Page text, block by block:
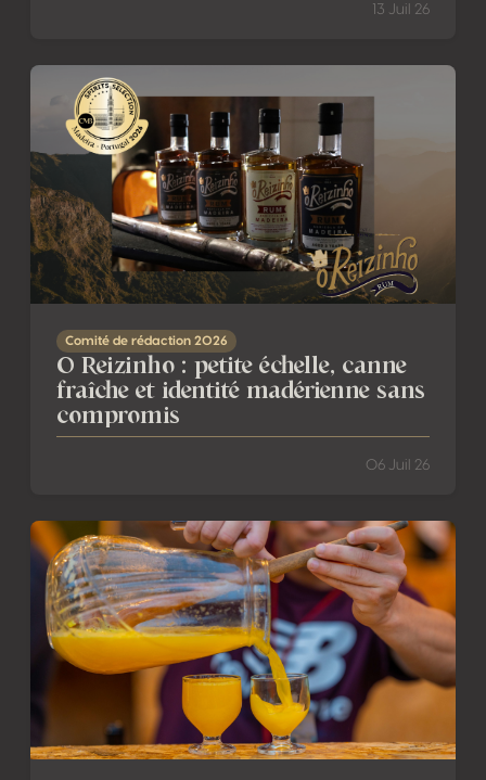
13 Juil 26
O Reizinho : petite échelle, canne fraîche et identité
Comité de rédaction 2026
O Reizinho : petite échelle, canne
fraîche et identité madérienne sans
compromis
06 Juil 26
Tu n’es pas ivre, tu es belle !